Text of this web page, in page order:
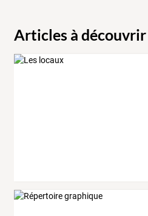
Articles à découvrir